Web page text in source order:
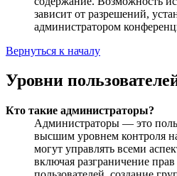
зависит от разрешений,
администратором
Вернуться к началу
Уровни
Кто такие администраторы?
Администраторы — это
высшим уровнем контроля
могут управлять всеми
включая разграничение